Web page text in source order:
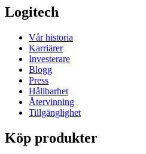
Logitech
Vår historia
Karriärer
Investerare
Blogg
Press
Hållbarhet
Återvinning
Tillgänglighet
Köp produkter